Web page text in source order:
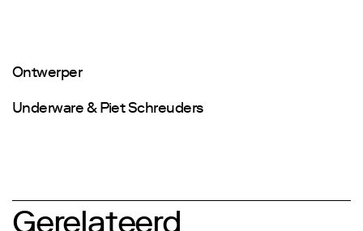
Ontwerper
Underware & Piet Schreuders